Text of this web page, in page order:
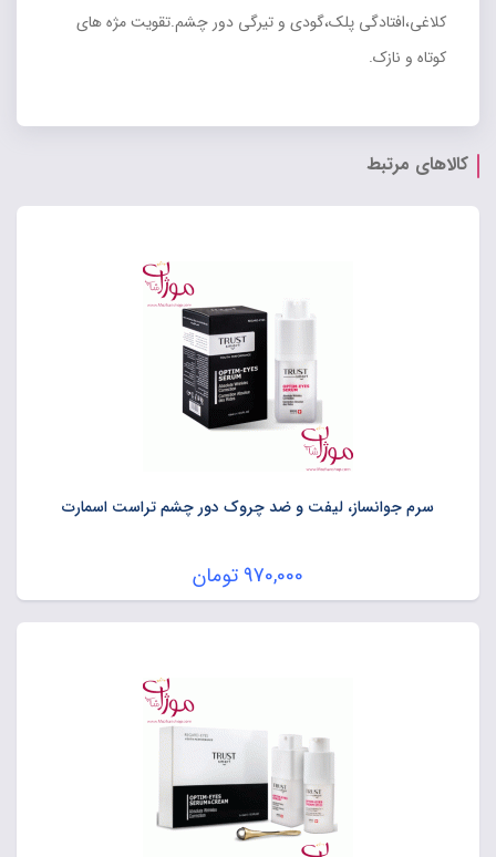
کلاغی،افتادگی پلک،گودی و تیرگی دور چشم.تقویت مژه های
کوتاه و نازک.
کالاهای مرتبط
سرم جوانساز، لیفت و ضد چروک دور چشم تراست اسمارت
970,000 تومان